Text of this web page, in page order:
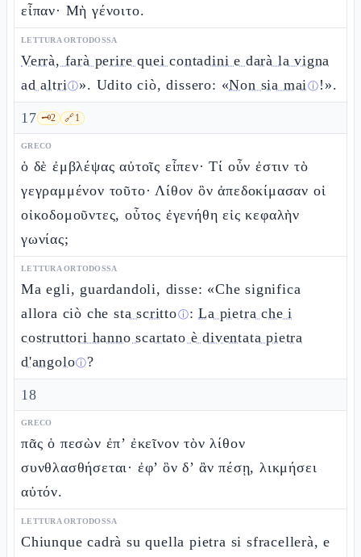
εἶπαν· Μὴ γένοιτο.
LETTURA ORTODOSSA
Verrà, farà perire quei contadini e darà la vigna
ad altriⓘ». Udito ciò, dissero: «Non sia maiⓘ !».
17 🗝️2 🔗1
GRECO
ὁ δὲ ἐμβλέψας αὐτοῖς εἶπεν· Τί οὖν ἐστιν τὸ
γεγραμμένον τοῦτο· Λίθον ὃν ἀπεδοκίμασαν οἱ
οἰκοδομοῦντες, οὗτος ἐγενήθη εἰς κεφαλὴν
γωνίας;
LETTURA ORTODOSSA
Ma egli, guardandoli, disse: «Che significa
allora ciò chesta scrittoⓘ:La pietra che i
costruttori hanno scartato è diventata pietra
d'angoloⓘ?
18
GRECO
πᾶς ὁ πεσὼν ἐπ’ ἐκεῖνον τὸν λίθον
συνθλασθήσεται· ἐφ’ ὃν δ’ ἂν πέσῃ, λικμήσει
αὐτόν.
LETTURA ORTODOSSA
Chiunque cadrà su quella pietra si sfracellerà, e